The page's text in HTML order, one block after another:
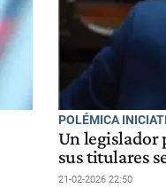
POLÉMICA
Un legislador
sus titulares
21-02-2026 22:50